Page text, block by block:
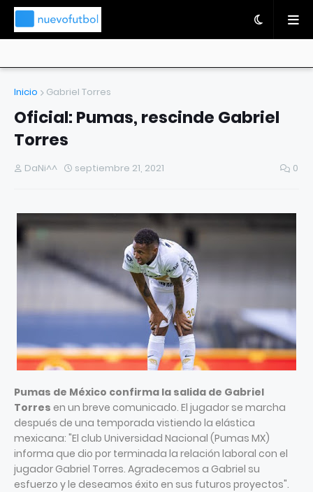
Inicio Gabriel Torres
Oficial: Pumas, rescinde Gabriel
Torres
DaNi^^ septiembre 21, 2021 0
Pumas de México confirma la salida de Gabriel
Torres en un breve comunicado. El jugador se marcha
después de una temporada vistiendo la elástica
mexicana: "El club Universidad Nacional (Pumas MX)
informa que dio por terminada la relación laboral con el
jugador Gabriel Torres. Agradecemos a Gabriel su
esfuerzo y le deseamos éxito en sus futuros proyectos".